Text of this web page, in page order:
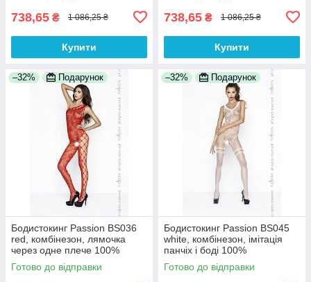
738,65 ₴ 1 086,25 ₴
Купити
738,65 ₴ 1 086,25 ₴
Купити
–32% Подарунок
Бодистокинг Passion BS036
red, комбінезон, лямочка
через одне плече 100%
Анонімності
Готово до відправки
–32% Подарунок
Бодистокинг Passion BS045
white, комбінезон, імітація
панчіх і боді 100%
Анонімності
Готово до відправки